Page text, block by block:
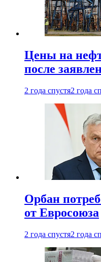
Цены на
после
2 года спустя2 года
Орбан
от Евросоюза
2 года спустя2 года